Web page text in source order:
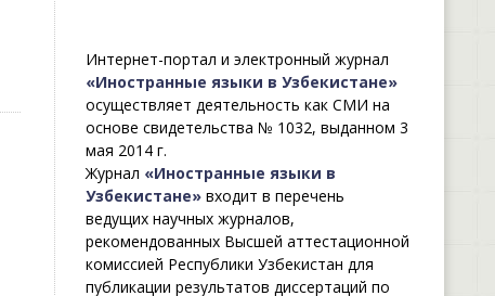
Интернет-портал и электронный журнал
«Иностранные языки в Узбекистане»
осуществляет деятельность как СМИ на
основе свидетельства № 1032, выданном 3
мая 2014 г.
Журнал «Иностранные языки в
Узбекистане»входит в перечень
ведущих научных журналов,
рекомендованных Высшей аттестационной
комиссией Республики Узбекистан для
публикации результатов диссертаций по